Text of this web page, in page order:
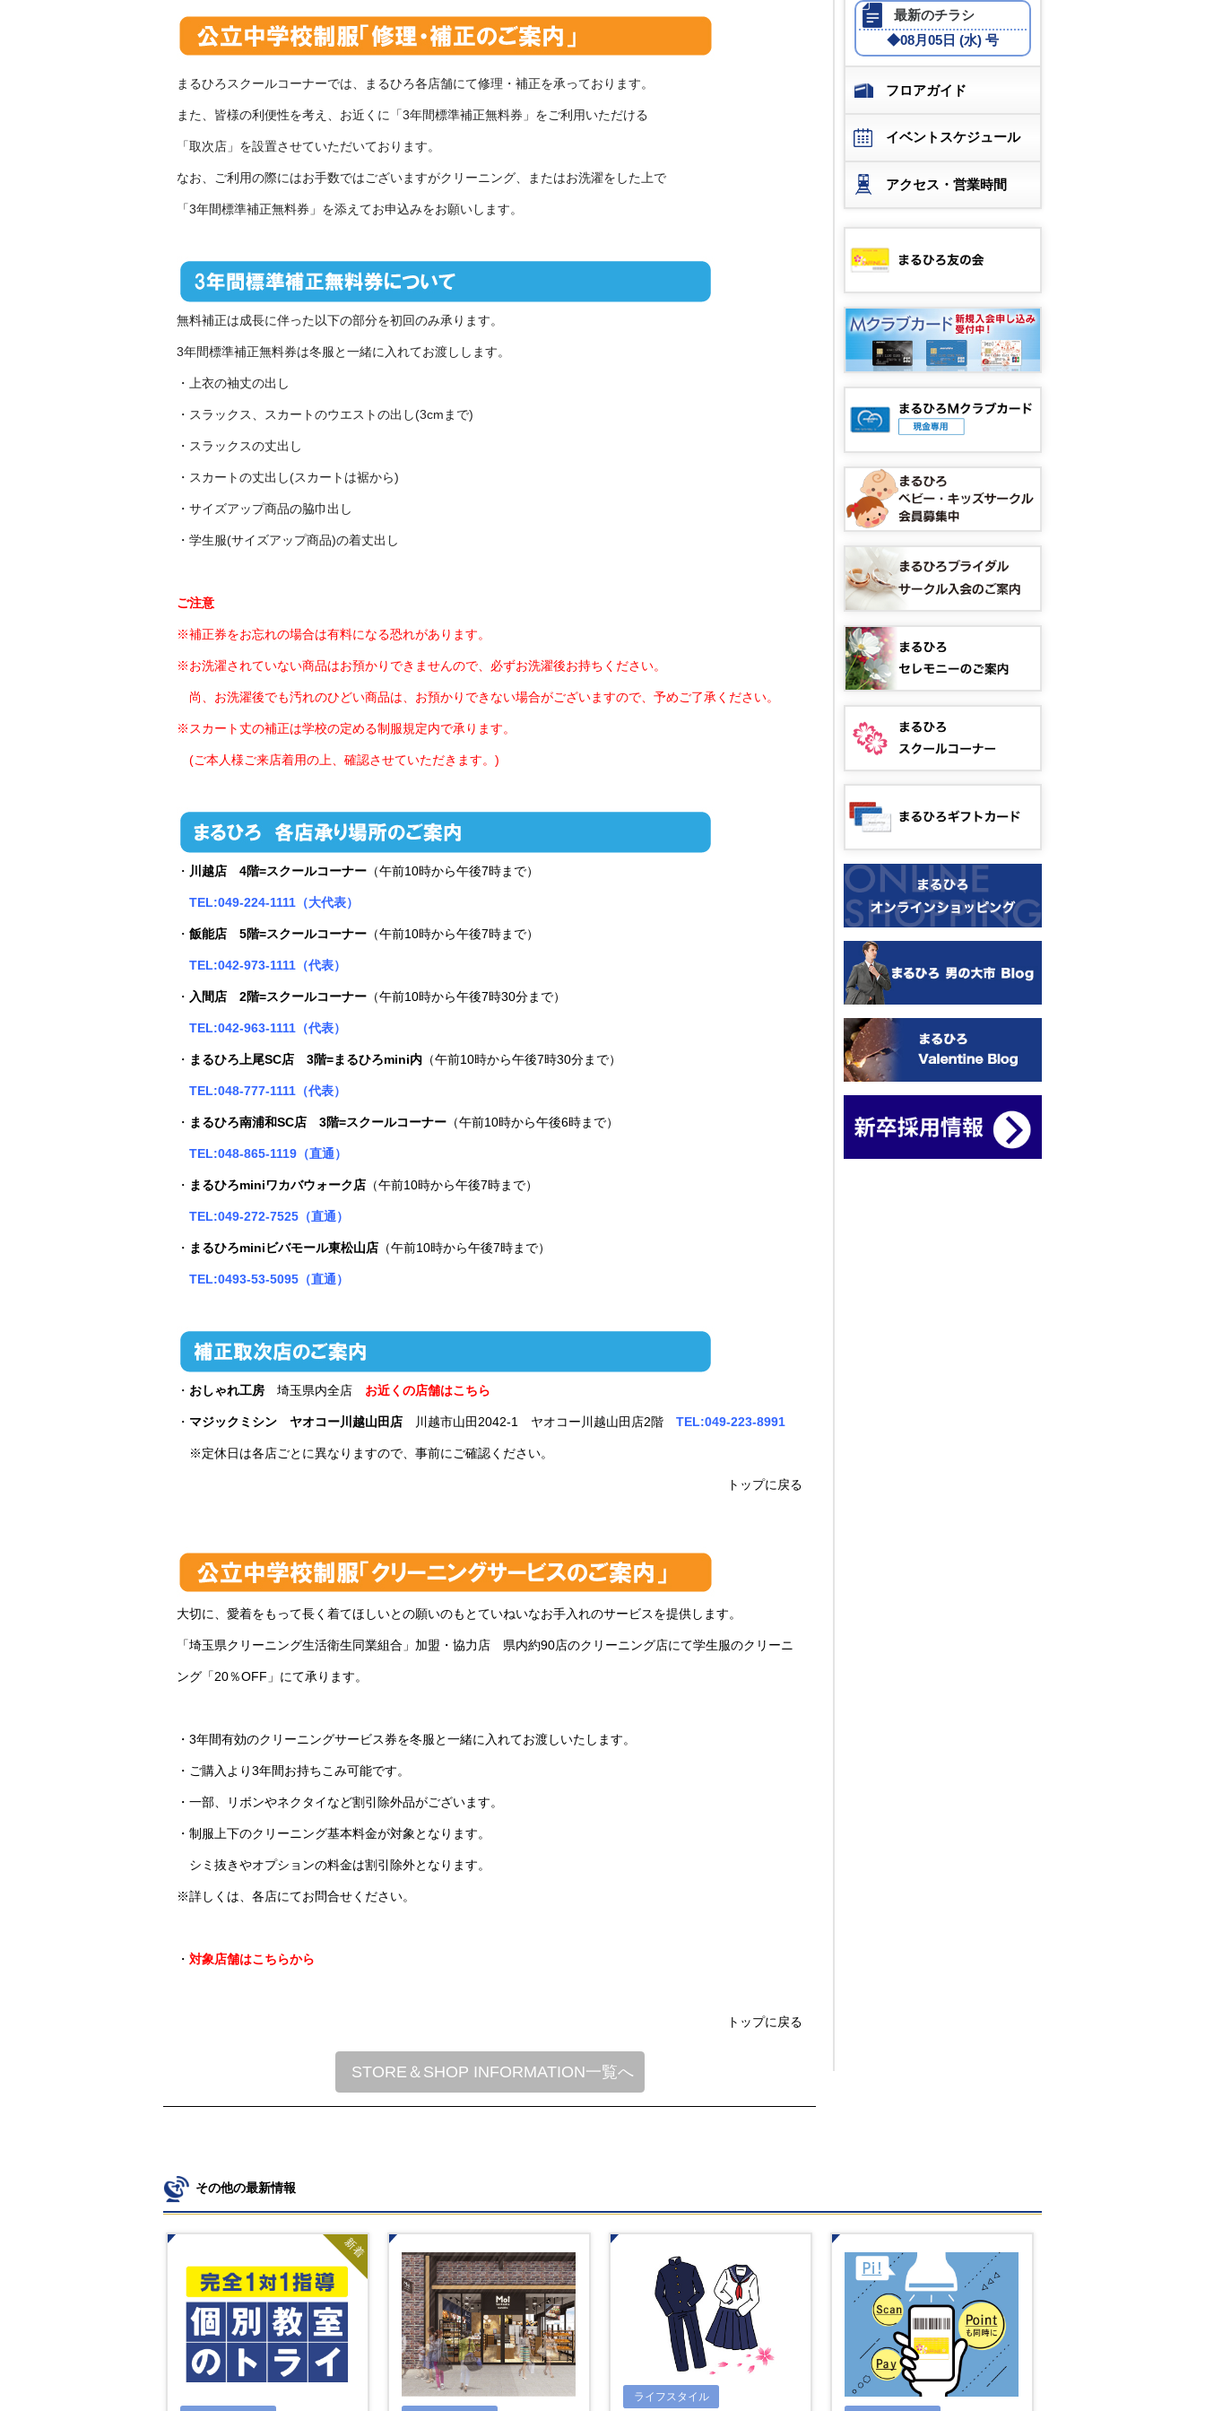
まるひろスクールコーナーでは、まるひろ各店舗にて修理・補正を承っております。
また、皆様の利便性を考え、お近くに「3年間標準補正無料券」をご利用いただける
「取次店」を設置させていただいております。
なお、ご利用の際にはお手数ではございますがクリーニング、またはお洗濯をした上で
「3年間標準補正無料券」を添えてお申込みをお願いします。
無料補正は成長に伴った以下の部分を初回のみ承ります。
3年間標準補正無料券は冬服と一緒に入れてお渡しします。
・上衣の袖丈の出し
・スラックス、スカートのウエストの出し(3cmまで)
・スラックスの丈出し
・スカートの丈出し(スカートは裾から)
・サイズアップ商品の脇巾出し
・学生服(サイズアップ商品)の着丈出し
ご注意
※補正券をお忘れの場合は有料になる恐れがあります。
※お洗濯されていない商品はお預かりできませんので、必ずお洗濯後お持ちください。
尚、お洗濯後でも汚れのひどい商品は、お預かりできない場合がございますので、予めご了承ください。
※スカート丈の補正は学校の定める制服規定内で承ります。
(ご本人様ご来店着用の上、確認させていただきます。)
・ 川越店 4階=スクールコーナー （午前10時から午後7時まで）
TEL:049-224-1111（大代表）
・ 飯能店 5階=スクールコーナー （午前10時から午後7時まで）
TEL:042-973-1111（代表）
・ 入間店 2階=スクールコーナー （午前10時から午後7時30分まで）
TEL:042-963-1111（代表）
・ まるひろ上尾SC店 3階=まるひろmini内 （午前10時から午後7時30分まで）
TEL:048-777-1111（代表）
・ まるひろ南浦和SC店 3階=スクールコーナー （午前10時から午後6時まで）
TEL:048-865-1119（直通）
・ まるひろminiワカバウォーク店 （午前10時から午後7時まで）
TEL:049-272-7525（直通）
・ まるひろminiビバモール東松山店 （午前10時から午後7時まで）
TEL:0493-53-5095（直通）
・ おしゃれ工房 埼玉県内全店 お近くの店舗はこちら
・ マジックミシン ヤオコー川越山田店 川越市山田2042-1 ヤオコー川越山田店2階 TEL:049-223-8991
※定休日は各店ごとに異なりますので、事前にご確認ください。
トップに戻る
大切に、愛着をもって長く着てほしいとの願いのもとていねいなお手入れのサービスを提供します。
「埼玉県クリーニング生活衛生同業組合」 加盟・協力店 県内約90店のクリーニング店にて学生服のクリーニ
ング「20％OFF」にて承ります。
・3年間有効のクリーニングサービス券を冬服と一緒に入れてお渡しいたします。
・ご購入より3年間お持ちこみ可能です。
・一部、リボンやネクタイなど割引除外品がございます。
・制服上下のクリーニング基本料金が対象となります。
シミ抜きやオプションの料金は割引除外となります。
※詳しくは、各店にてお問合せください。
・ 対象店舗はこちらから
トップに戻る
STORE＆SHOP INFORMATION一覧へ
最新のチラシ
◆08月05日 (水) 号
フロアガイド
イベントスケジュール
アクセス・営業時間
その他の最新情報
新着
ライフスタイル